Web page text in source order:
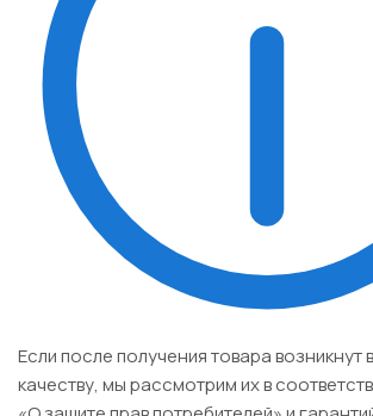
Если после получения товара возникнут
качеству, мы рассмотрим их в